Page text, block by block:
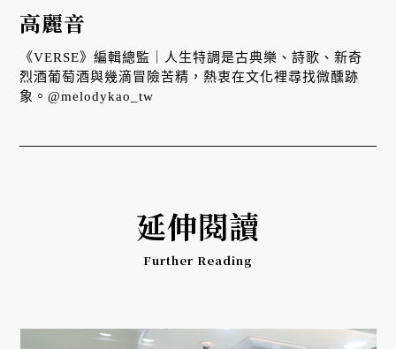
高麗音
《VERSE》編輯總監｜人生特調是古典樂、詩歌、新奇
烈酒葡萄酒與幾滴冒險苦精，熱衷在文化裡尋找微醺跡
象。@melodykao_tw
延伸閱讀
Further Reading